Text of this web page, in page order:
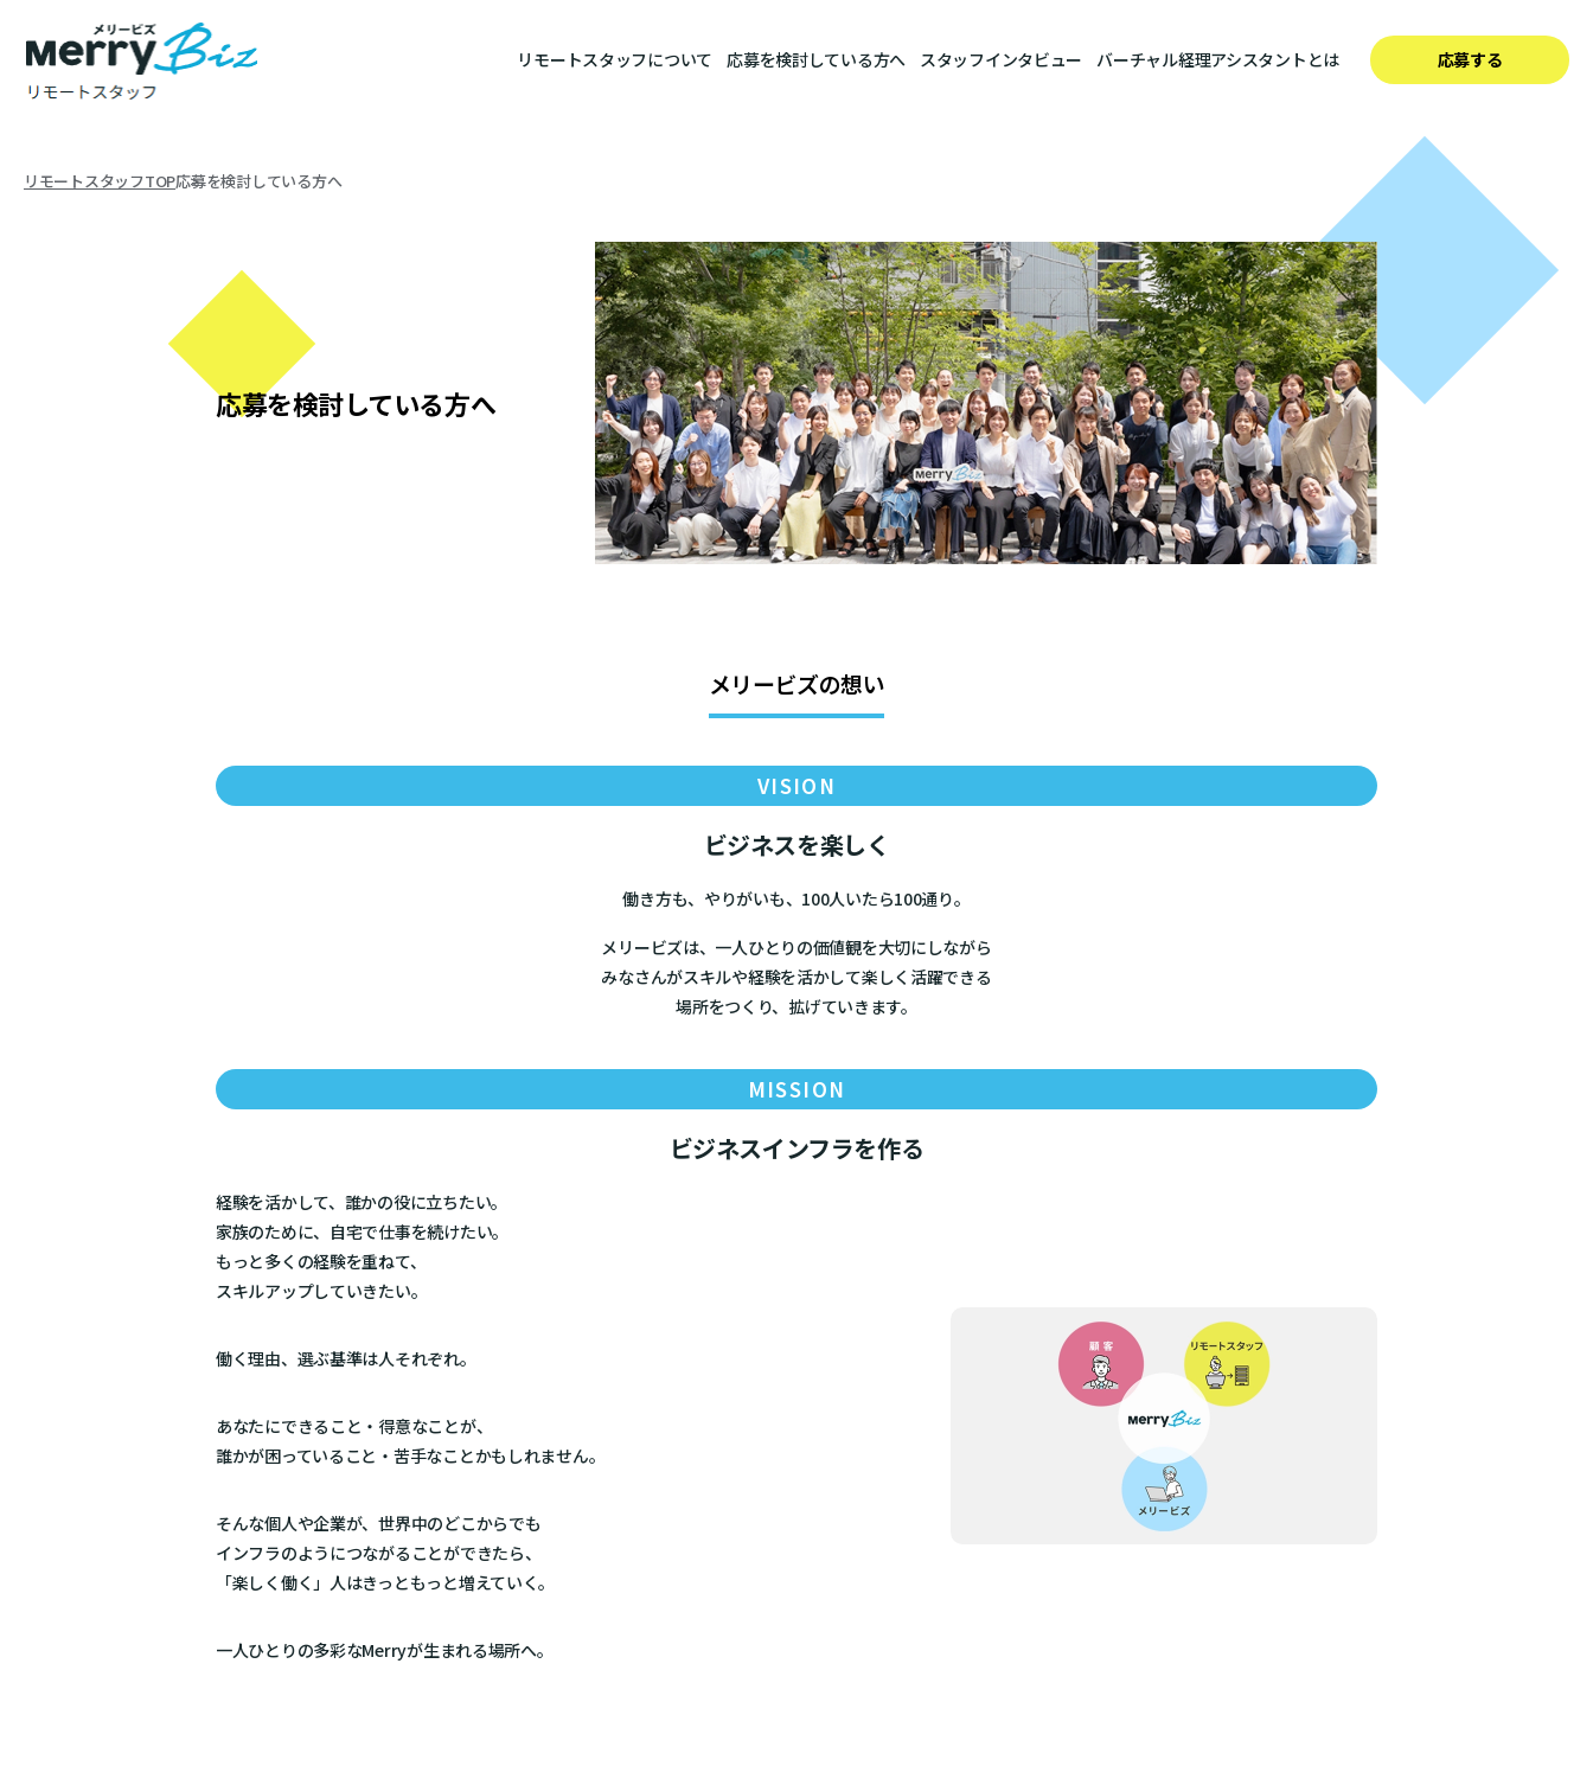
リモートスタッフについて 応募を検討している方へ スタッフインタビュー バーチャル経理アシスタントとは 応募する
リモートスタッフTOP応募を検討している方へ
応募を検討している方へ
メリービズの想い
VISION
ビジネスを楽しく
働き方も、やりがいも、100人いたら100通り。
メリービズは、一人ひとりの価値観を大切にしながら
みなさんがスキルや経験を活かして楽しく活躍できる
場所をつくり、拡げていきます。
MISSION
ビジネスインフラを作る
経験を活かして、誰かの役に立ちたい。
家族のために、自宅で仕事を続けたい。
もっと多くの経験を重ねて、
スキルアップしていきたい。
働く理由、選ぶ基準は人それぞれ。
あなたにできること・得意なことが、
誰かが困っていること・苦手なことかもしれません。
そんな個人や企業が、世界中のどこからでも
インフラのようにつながることができたら、
「楽しく働く」人はきっともっと増えていく。
一人ひとりの多彩なMerryが生まれる場所へ。